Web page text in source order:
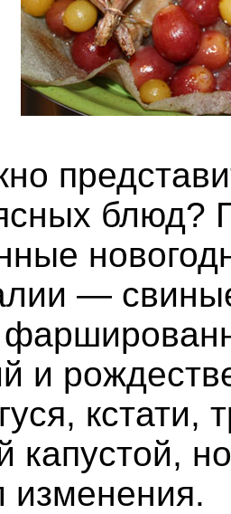
блюд?
—
и
кстати,
капустой,
изменения.